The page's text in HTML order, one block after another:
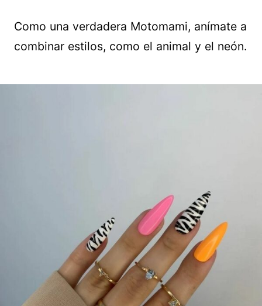
Como una verdadera Motomami, anímate a
combinar estilos, como el animal y el neón.